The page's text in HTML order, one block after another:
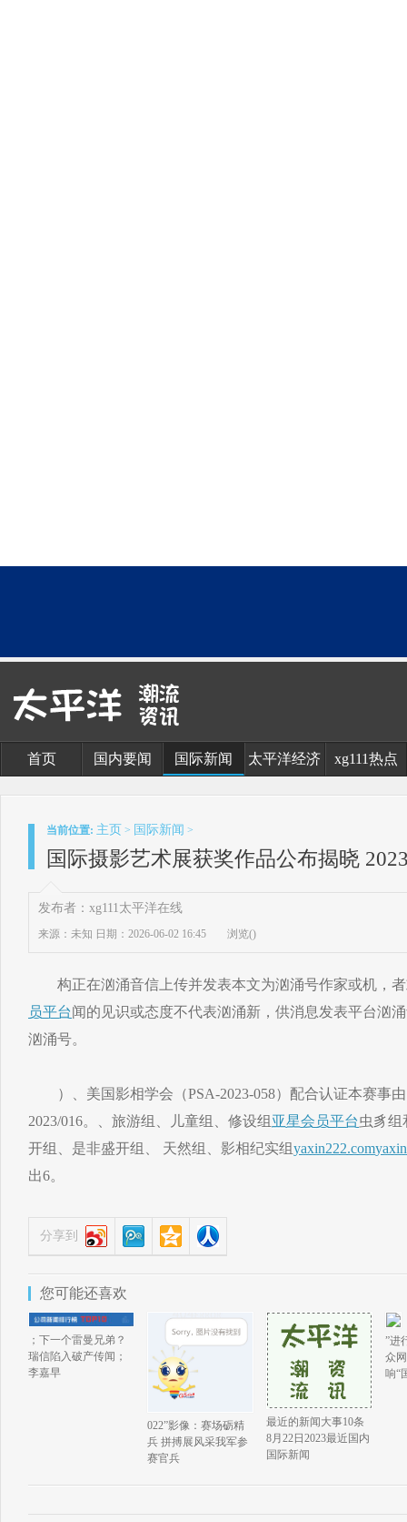
首页 国内要闻 国际新闻 太平洋经济 xg111热点
当前位置: 主页 > 国际新闻 >
国际摄影艺术展获奖作品公布揭晓
发布者：xg111太平洋在线
来源：未知 日期：2026-06-02 16:45 浏览()
构正在汹涌音信上传并发表本文为汹涌号作家或机，者
员平台闻的见识或态度不代表汹涌新，供消息发表平台汹
汹涌号。
）、美国影相学会（PSA-2023-058）配合认证本赛事
2023/016。、旅游组、儿童组、修设组 亚星会员平台虫豸组
开组、是非盛开组、 天然组、影相纪实组yaxin222.com
出6。
分享到
您可能还喜欢
；下一个雷曼兄弟？
瑞信陷入破产传闻；
李嘉早
022”影像：赛场砺精
兵 拼搏展风采我军参
赛官兵
最近的新闻大事10条
8月22日2023最近国内
国际新闻
”进
众
响“